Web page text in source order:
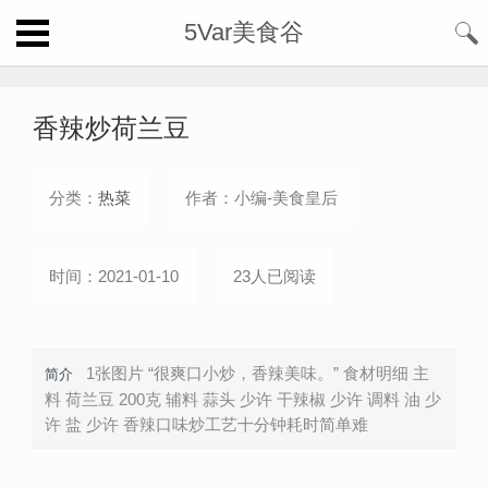
5Var美食谷
香辣炒荷兰豆
分类： 热菜 作者：小编-美食皇后
时间：2021-01-10 23人已阅读
简介
1张图片 “很爽口小炒，香辣美味。” 食材明细 主
料 荷兰豆 200克 辅料 蒜头 少许 干辣椒 少许 调料 油 少
许 盐 少许 香辣口味炒工艺十分钟耗时简单难